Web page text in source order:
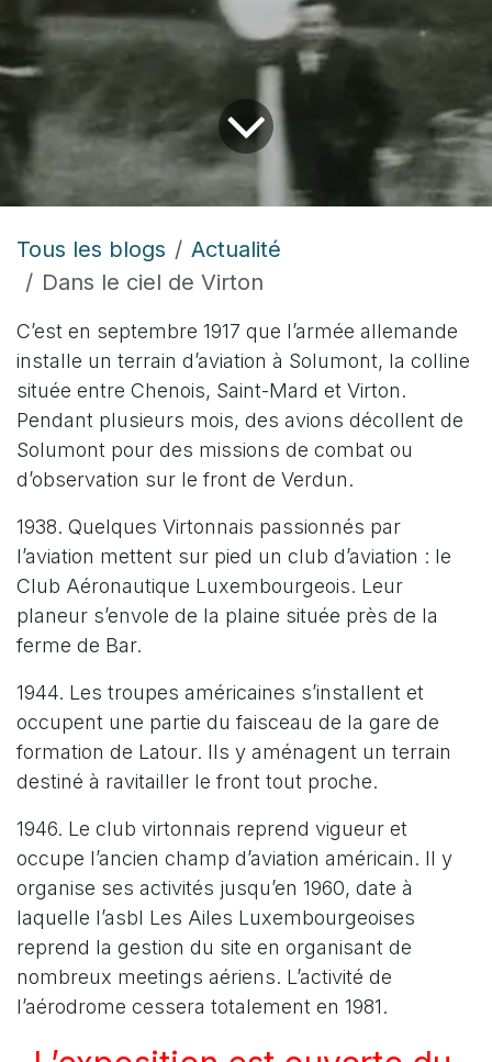
Tous les blogs
Actualité
Dans le ciel de Virton
C’est en septembre 1917 que l’armée allemande
installe un terrain d’aviation à Solumont, la colline
située entre Chenois, Saint-Mard et Virton.
Pendant plusieurs mois, des avions décollent de
Solumont pour des missions de combat ou
d’observation sur le front de Verdun.
1938. Quelques Virtonnais passionnés par
l’aviation mettent sur pied un club d’aviation : le
Club Aéronautique Luxembourgeois. Leur
planeur s’envole de la plaine située près de la
ferme de Bar.
1944. Les troupes américaines s’installent et
occupent une partie du faisceau de la gare de
formation de Latour. Ils y aménagent un terrain
destiné à ravitailler le front tout proche.
1946. Le club virtonnais reprend vigueur et
occupe l’ancien champ d’aviation américain. Il y
organise ses activités jusqu’en 1960, date à
laquelle l’asbl Les Ailes Luxembourgeoises
reprend la gestion du site en organisant de
nombreux meetings aériens. L’activité de
l’aérodrome cessera totalement en 1981.